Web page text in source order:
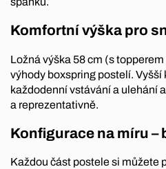
Komfortní výška pro
Ložná výška 58 cm (s
výhody boxspring postelí. Vyšší
každodenní vstávání a ulehání
a reprezentativně.
Konfigurace na míru –
Každou část postele si můžete